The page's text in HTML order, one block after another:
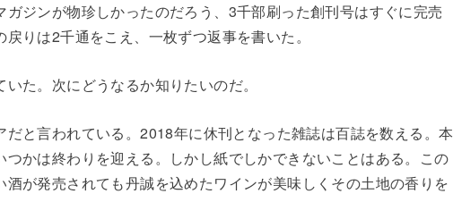
ガジンが物珍しかったのだろう、3千部刷った創刊号はすぐに完売
りは2千通をこえ、一枚ずつ返事を書いた。
た。次にどうなるか知りたいのだ。
と言われている。2018年に休刊となった雑誌は百誌を数える。本
かは終わりを迎える。しかし紙でしかできないことはある。この
が発売されても丹誠を込めたワインが美味しくその土地の香りを